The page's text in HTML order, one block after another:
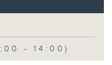
- 14:00)